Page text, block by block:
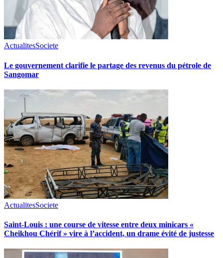
ActualitesSociete
Le gouvernement clarifie le partage des revenus du pétrole de
Sangomar
ActualitesSociete
Saint-Louis : une course de vitesse entre deux minicars «
Cheikhou Chérif » vire à l’accident, un drame évité de justesse